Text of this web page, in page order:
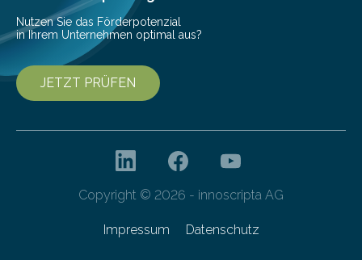
Nutzen Sie das Förderpotenzial
in Ihrem Unternehmen optimal aus?
JETZT PRÜFEN
Copyright © 2026 - innoscripta AG
Impressum Datenschutz